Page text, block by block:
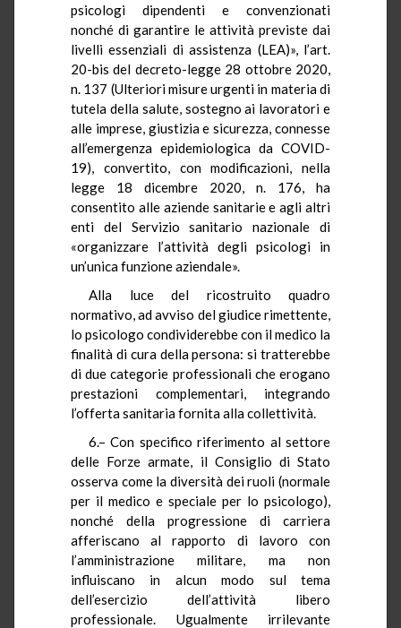
psicologi dipendenti e convenzionati
nonché di garantire le attività previste dai
livelli essenziali di assistenza (LEA)», l’art.
20-bis del decreto-legge 28 ottobre 2020,
n. 137 (Ulteriori misure urgenti in materia di
tutela della salute, sostegno ai lavoratori e
alle imprese, giustizia e sicurezza, connesse
all’emergenza epidemiologica da COVID-
19), convertito, con modificazioni, nella
legge 18 dicembre 2020, n. 176, ha
consentito alle aziende sanitarie e agli altri
enti del Servizio sanitario nazionale di
«organizzare l’attività degli psicologi in
un’unica funzione aziendale».
Alla luce del ricostruito quadro
normativo, ad avviso del giudice rimettente,
lo psicologo condividerebbe con il medico la
finalità di cura della persona: si tratterebbe
di due categorie professionali che erogano
prestazioni complementari, integrando
l’offerta sanitaria fornita alla collettività.
6.– Con specifico riferimento al settore
delle Forze armate, il Consiglio di Stato
osserva come la diversità dei ruoli (normale
per il medico e speciale per lo psicologo),
nonché della progressione di carriera
afferiscano al rapporto di lavoro con
l’amministrazione militare, ma non
influiscano in alcun modo sul tema
dell’esercizio dell’attività libero
professionale. Ugualmente irrilevante